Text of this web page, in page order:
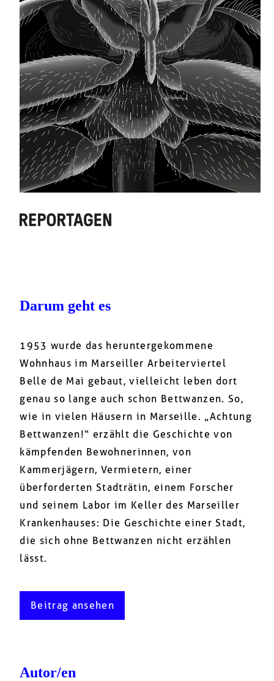
Darum geht es
1953 wurde das heruntergekommene
Wohnhaus im Marseiller Arbeiterviertel
Belle de Mai gebaut, vielleicht leben dort
genau so lange auch schon Bettwanzen. So,
wie in vielen Häusern in Marseille. „Achtung
Bettwanzen!“ erzählt die Geschichte von
kämpfenden Bewohnerinnen, von
Kammerjägern, Vermietern, einer
überforderten Stadträtin, einem Forscher
und seinem Labor im Keller des Marseiller
Krankenhauses: Die Geschichte einer Stadt,
die sich ohne Bettwanzen nicht erzählen
lässt.
Beitrag ansehen
Autor/en